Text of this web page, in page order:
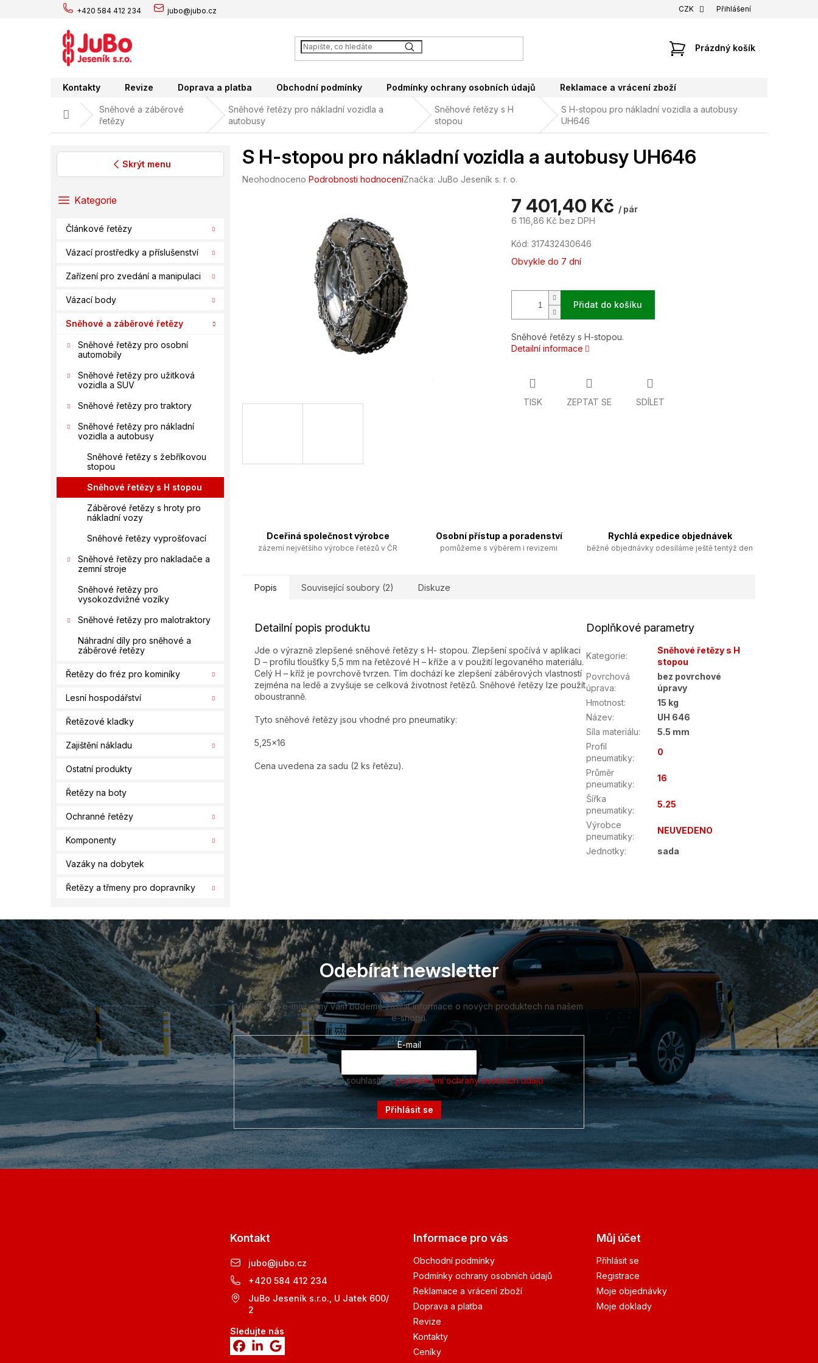
+420 584 412 234 jubo@jubo.cz CZK Přihlášení
NÁKUPNÍ
Prázdný košík
Kontakty Revize Doprava a platba Obchodní podmínky Podmínky ochrany osobních údajů Reklamace a vrácení zboží
Domů
Sněhové a záběrové
řetězy
Sněhové řetězy pro nákladní vozidla a
autobusy
Sněhové řetězy s H
stopou
S H-stopou pro nákladní vozidla a autobusy
UH646
Skrýt menu
PřeskočitKategorie
Článkové řetězy
Vázací prostředky a příslušenství
Zařízení pro zvedání a manipulaci
Vázací body
Sněhové a záběrové řetězy
Sněhové řetězy pro osobní
automobily
Sněhové řetězy pro užitková
vozidla a SUV
Sněhové řetězy pro traktory
Sněhové řetězy pro nákladní
vozidla a autobusy
Sněhové řetězy s žebříkovou
stopou
Sněhové řetězy s H stopou
Záběrové řetězy s hroty pro
nákladní vozy
Sněhové řetězy vyprošťovací
Sněhové řetězy pro nakladače a
zemní stroje
Sněhové řetězy pro
vysokozdvižné vozíky
Sněhové řetězy pro malotraktory
Náhradní díly pro sněhové a
záběrové řetězy
Řetězy do fréz pro kominíky
Lesní hospodářství
Řetězové kladky
Zajištění nákladu
Ostatní produkty
Řetězy na boty
Ochranné řetězy
Komponenty
Vazáky na dobytek
Řetězy a třmeny pro dopravníky
S H-stopou pro nákladní vozidla a autobusy UH646
Průměrné
Neohodnoceno Podrobnosti hodnoceníZnačka: JuBo Jeseník s. r. o.
7 401,40 Kč / pár
6 116,86 Kč bez DPH
Měrná
cena:
Kód: 317432430646
Obvykle do 7 dní
Přidat do košíku
Sněhové řetězy s H-stopou.
Detailní informace
TISK ZEPTAT SE SDÍLET
Dceřiná společnost výrobce
zázemí největšího výrobce řetězů v ČR
Osobní přístup a poradenství
pomůžeme s výběrem i revizemi
Rychlá expedice objednávek
běžné objednávky odesíláme ještě tentýž den
Popis Související soubory (2) Diskuze
Detailní popis produktu
Jde o výrazně zlepšené sněhové řetězy s H- stopou. Zlepšení spočívá v aplikaci
D – profilu tloušťky 5,5 mm na řetězové H – kříže a v použití legovaného materiálu.
Celý H – kříž je povrchově tvrzen. Tím dochází ke zlepšení záběrových vlastností
zejména na ledě a zvyšuje se celková životnost řetězů. Sněhové řetězy lze použít
oboustranně.
Tyto sněhové řetězy jsou vhodné pro pneumatiky:
5,25x16
Cena uvedena za sadu (2 ks řetězu).
Doplňkové parametry
Kategorie:
Sněhové řetězy s H
stopou
Povrchová
úprava:
bez povrchové
úpravy
Hmotnost:
15 kg
Název:
UH 646
Síla materiálu:
5.5 mm
Profil
pneumatiky:
0
Průměr
pneumatiky:
16
Šířka
pneumatiky:
5.25
Výrobce
pneumatiky:
NEUVEDENO
Jednotky: sada
Z
á
p
a
t
í
Odebírat newsletter
Vložte svůj e-mail a my vám budeme zasílat informace o nových produktech na našem
e-shopu.
E-mail
Vložením e-mailu souhlasíte spodmínkami ochrany osobních údajů
Přihlásit se
Kontakt
jubo@jubo.cz
+420 584 412 234
JuBo Jeseník s.r.o., U Jatek 600/
2
Sledujte nás
Informace pro vás
Obchodní podmínky
Podmínky ochrany osobních údajů
Reklamace a vrácení zboží
Doprava a platba
Revize
Kontakty
Ceníky
Můj účet
Přihlásit se
Registrace
Moje objednávky
Moje doklady